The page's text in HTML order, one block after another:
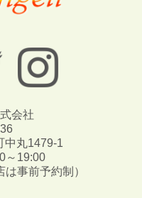
会社
中丸1479-1
～19:00
事前予約制）